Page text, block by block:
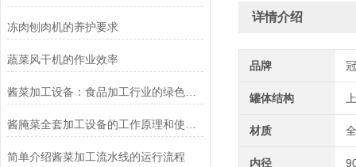
冻肉刨肉机的养护要求
蔬菜风干机的作业效率
酱菜加工设备：食品加工行业的绿色革命者
简单介绍酱菜加工流水线的运行流程
详情介绍
品牌
罐体结构
材质
内径